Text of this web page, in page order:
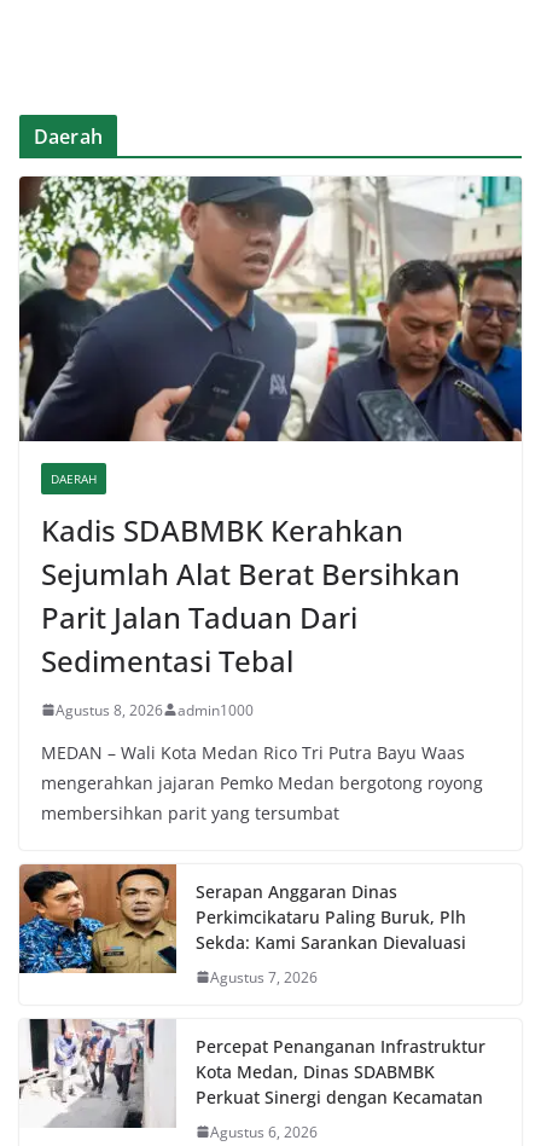
Daerah
DAERAH
Kadis SDABMBK Kerahkan
Sejumlah Alat Berat Bersihkan
Parit Jalan Taduan Dari
Sedimentasi Tebal
Agustus 8, 2026 admin1000
MEDAN – Wali Kota Medan Rico Tri Putra Bayu Waas
mengerahkan jajaran Pemko Medan bergotong royong
membersihkan parit yang tersumbat
Serapan Anggaran Dinas
Perkimcikataru Paling Buruk, Plh
Sekda: Kami Sarankan Dievaluasi
Agustus 7, 2026
Percepat Penanganan Infrastruktur
Kota Medan, Dinas SDABMBK
Perkuat Sinergi dengan Kecamatan
Agustus 6, 2026